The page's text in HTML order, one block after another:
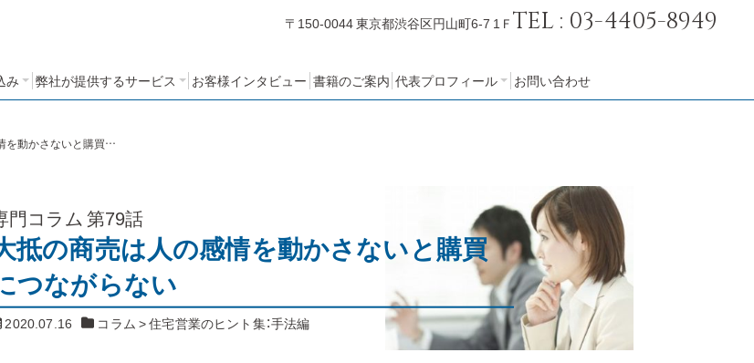
〒150-0044東京都渋谷区円山町6-7 1Ｆ TEL : 03-4405-8949
み
ト
弊社が提供するサービス
コンサルティングの基本方
STEP１：売れるノウハウ・人
STEP２：営業ノウハウブッ
STEP３：営業考課制度の設
お客様インタビュー 書籍のご案内 代表プロフィール
会社概要
お問い合わせ
大抵の商売は人の感情を動かさないと購買につながらない
門コラム 第79話
抵の商売は人の感情を動かさないと購買
つながらない
2020.07.16 コラム >住宅営業のヒント集：手法編